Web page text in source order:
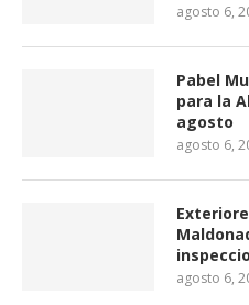
agosto 6,
Pabel
para la
agosto
agosto 6,
agosto 6,